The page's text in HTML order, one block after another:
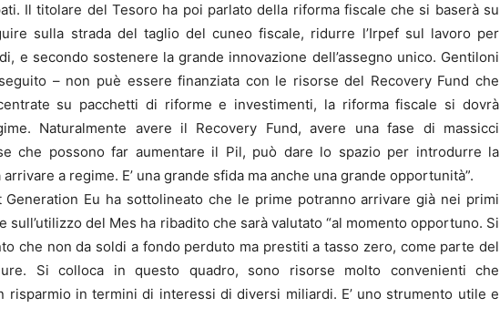
Il titolare del Tesoro ha poi parlato della riforma fiscale che si baserà su
sulla strada del taglio del cuneo fiscale, ridurre l’Irpef sul lavoro per
e secondo sostenere la grande innovazione dell’assegno unico. Gentiloni
– non puè essere finanziata con le risorse del Recovery Fund che
su pacchetti di riforme e investimenti, la riforma fiscale si dovrà
Naturalmente avere il Recovery Fund, avere una fase di massicci
che possono far aumentare il Pil, può dare lo spazio per introdurre la
a regime. E’ una grande sfida ma anche una grande opportunità”.
Eu ha sottolineato che le prime potranno arrivare già nei primi
sull’utilizzo del Mes ha ribadito che sarà valutato “al momento opportuno. Si
che non da soldi a fondo perduto ma prestiti a tasso zero, come parte del
Si colloca in questo quadro, sono risorse molto convenienti che
risparmio in termini di interessi di diversi miliardi. E’ uno strumento utile e